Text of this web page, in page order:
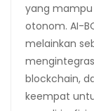
yang mampu
otonom. AI-
melainkan
blockchain,
keempat